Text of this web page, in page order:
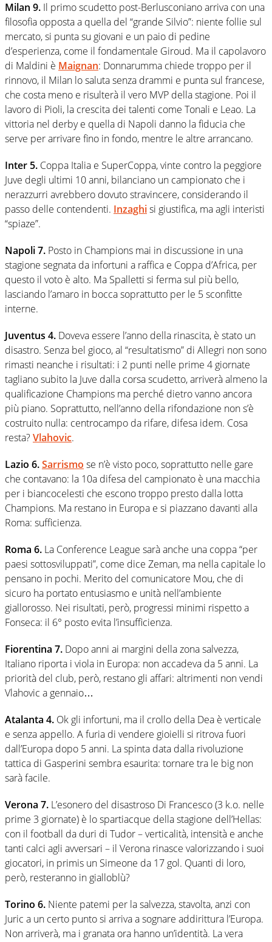
Milan 9. Il primo scudetto post-Berlusconiano arriva con una
filosofia opposta a quella del “grande Silvio”: niente follie sul
mercato, si punta su giovani e un paio di pedine
d’esperienza, come il fondamentale Giroud. Ma il capolavoro
di Maldini è Maignan: Donnarumma chiede troppo per il
rinnovo, il Milan lo saluta senza drammi e punta sul francese,
che costa meno e risulterà il vero MVP della stagione. Poi il
lavoro di Pioli, la crescita dei talenti come Tonali e Leao. La
vittoria nel derby e quella di Napoli danno la fiducia che
serve per arrivare fino in fondo, mentre le altre arrancano.
Inter 5. Coppa Italia e SuperCoppa, vinte contro la peggiore
Juve degli ultimi 10 anni, bilanciano un campionato che i
nerazzurri avrebbero dovuto stravincere, considerando il
passo delle contendenti. Inzaghisi giustifica, ma agli interisti
“spiaze”.
Napoli 7. Posto in Champions mai in discussione in una
stagione segnata da infortuni a raffica e Coppa d’Africa, per
questo il voto è alto. Ma Spalletti si ferma sul più bello,
lasciando l’amaro in bocca soprattutto per le 5 sconfitte
interne.
Juventus 4. Doveva essere l’anno della rinascita, è stato un
disastro. Senza bel gioco, al “resultatismo” di Allegri non sono
rimasti neanche i risultati: i 2 punti nelle prime 4 giornate
tagliano subito la Juve dalla corsa scudetto, arriverà almeno la
qualificazione Champions ma perché dietro vanno ancora
più piano. Soprattutto, nell’anno della rifondazione non s’è
costruito nulla: centrocampo da rifare, difesa idem. Cosa
resta? Vlahovic.
Lazio 6.Sarrismo se n’è visto poco, soprattutto nelle gare
che contavano: la 10a difesa del campionato è una macchia
per i biancocelesti che escono troppo presto dalla lotta
Champions. Ma restano in Europa e si piazzano davanti alla
Roma: sufficienza.
Roma 6. La Conference League sarà anche una coppa “per
paesi sottosviluppati”, come dice Zeman, ma nella capitale lo
pensano in pochi. Merito del comunicatore Mou, che di
sicuro ha portato entusiasmo e unità nell’ambiente
giallorosso. Nei risultati, però, progressi minimi rispetto a
Fonseca: il 6° posto evita l’insufficienza.
Fiorentina 7. Dopo anni ai margini della zona salvezza,
Italiano riporta i viola in Europa: non accadeva da 5 anni. La
priorità del club, però, restano gli affari: altrimenti non vendi
Vlahovic a gennaio…
Atalanta 4. Ok gli infortuni, ma il crollo della Dea è verticale
e senza appello. A furia di vendere gioielli si ritrova fuori
dall’Europa dopo 5 anni. La spinta data dalla rivoluzione
tattica di Gasperini sembra esaurita: tornare tra le big non
sarà facile.
Verona 7. L’esonero del disastroso Di Francesco (3 k.o. nelle
prime 3 giornate) è lo spartiacque della stagione dell’Hellas:
con il football da duri di Tudor – verticalità, intensità e anche
tanti calci agli avversari – il Verona rinasce valorizzando i suoi
giocatori, in primis un Simeone da 17 gol. Quanti di loro,
però, resteranno in gialloblù?
Torino 6. Niente patemi per la salvezza, stavolta, anzi con
Juric a un certo punto si arriva a sognare addirittura l’Europa.
Non arriverà, ma i granata ora hanno un’identità. La vera